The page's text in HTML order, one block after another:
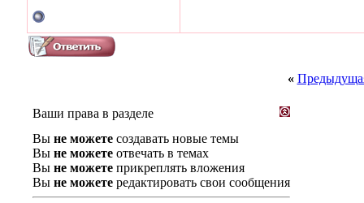
«
Ваши права в разделе
Вы не можете создавать новые темы
Вы не можете отвечать в темах
Вы не можете прикреплять вложения
Вы не можете редактировать свои сообщения